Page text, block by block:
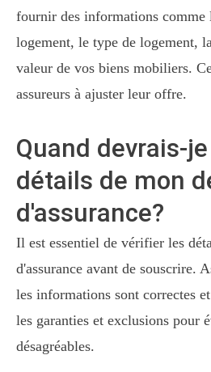
fournir des informations comme
logement, le type de logement,
valeur de vos biens mobiliers.
assureurs à ajuster leur offre.
Quand devrais-
détails de mon
d'assurance?
Il est essentiel de vérifier les
d'assurance avant de souscrire.
les informations sont correctes
les garanties et exclusions pour
désagréables.